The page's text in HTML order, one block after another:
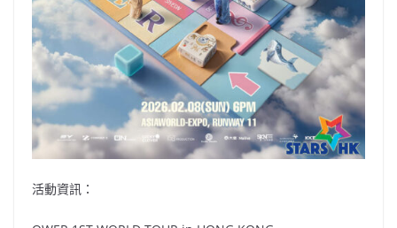
活動資訊：